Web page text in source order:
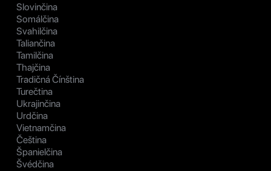
Slovinčina
Somálčina
Svahilčina
Taliančina
Tamilčina
Thajčina
Tradičná Čínština
Turečtina
Ukrajinčina
Urdčina
Vietnamčina
Čeština
Španielčina
Švédčina